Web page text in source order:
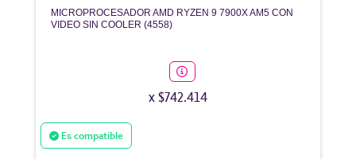
MICROPROCESADOR AMD RYZEN 9 7900X AM5 CON
VIDEO SIN COOLER (4558)
x $742.414
Es compatible